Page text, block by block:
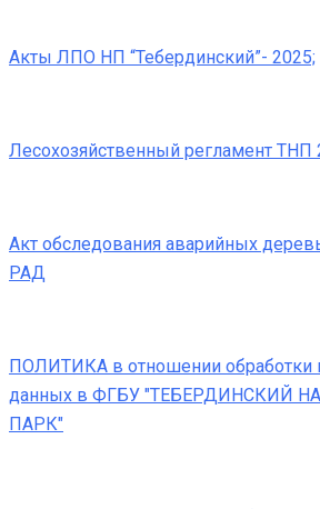
Акты ЛПО НП “Тебердинский”- 2025;
Лесохозяйственный регламент ТНП
Акт обследования аварийных
РАД
ПОЛИТИКА в отношении обработки
данных в ФГБУ "ТЕБЕРДИНСКИЙ
ПАРК"